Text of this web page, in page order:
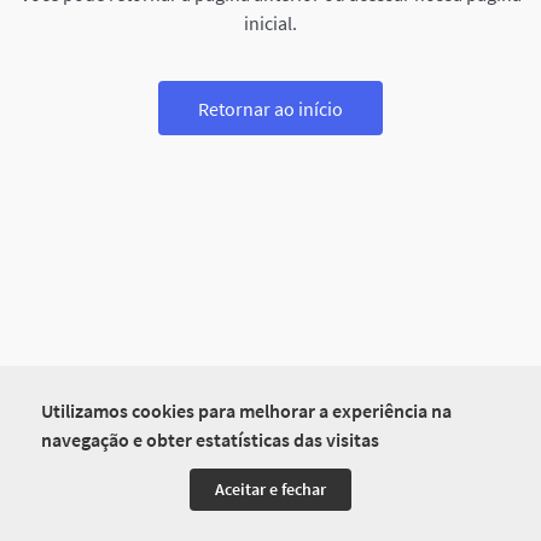
Utilizamos cookies para melhorar a experiência na
navegação e obter estatísticas das visitas
Aceitar e fechar
inicial.
Retornar ao início